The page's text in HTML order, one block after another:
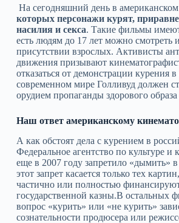
На сегодняшний день в
которых персонажи курят,
насилия и секса. Такие фильмы
есть людям до 17 лет можно смотреть
присутствии взрослых. Активисты
движения призывают
отказаться от демонстрации курения
современном мире Голливуд должен
орудием пропаганды здорового
Наш ответ американскому
А как обстоят дела с курением в
Федеральное агентство по культуре и
еще в 2007 году запретило «дымить»
этот запрет касается только тех
частично или полностью
государственной казны.В остальных
вопрос «курить» или «не курить»
сознательности продюсера или